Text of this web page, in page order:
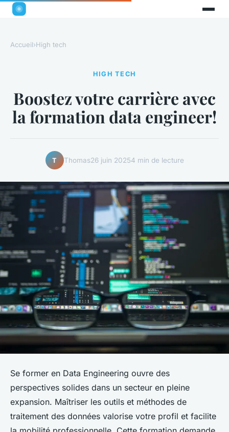
Accueil›High tech
HIGH TECH
Boostez votre carrière avec
la formation data engineer!
T Thomas26 juin 20254 min de lecture
Se former en Data Engineering ouvre des
perspectives solides dans un secteur en pleine
expansion. Maîtriser les outils et méthodes de
traitement des données valorise votre profil et facilite